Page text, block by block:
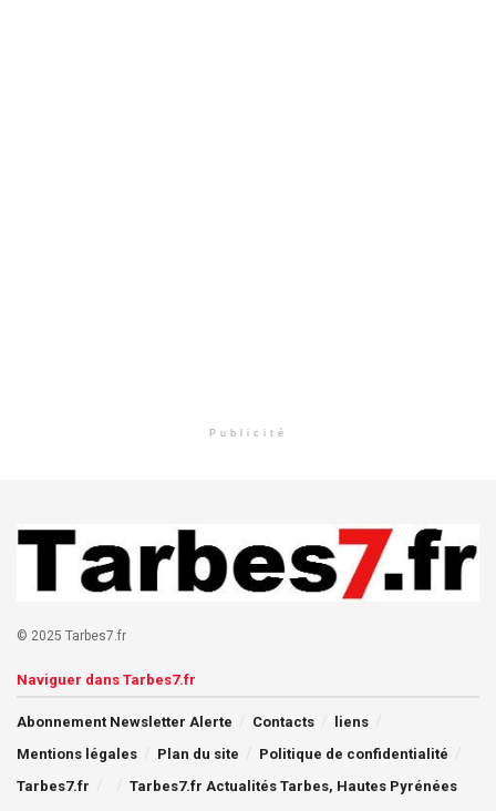
Publicité
© 2025 Tarbes7.fr
Naviguer dans Tarbes7.fr
Abonnement Newsletter Alerte Contacts
liens
Mentions légales
Plan du site
Politique de confidentialité
Tarbes7.fr
Tarbes7.fr Actualités Tarbes, Hautes Pyrénées